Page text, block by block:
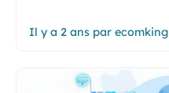
Il y a 2 ans par ecomking